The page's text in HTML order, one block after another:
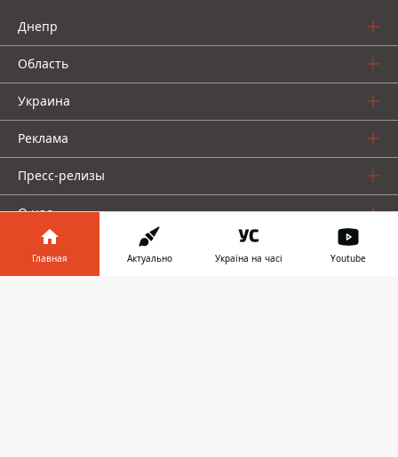
Днепр
Область
Украина
Реклама
Пресс-релизы
О нас
Главная Актуально Україна на часі Youtube